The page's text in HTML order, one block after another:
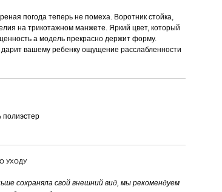
погода теперь не помеха. Воротник стойка,
на трикотажном манжете. Яркий цвет, который
а модель прекрасно держит форму.
вашему ребенку ощущение расслабленности
полиэстер
УХОДУ
сохраняла свой внешний вид, мы рекомендуем